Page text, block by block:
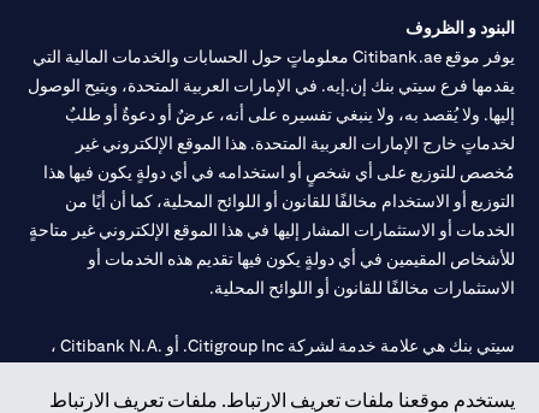
يستخدم موقعنا ملفات تعريف الارتباط. ملفات تعريف الارتباط
البنود و الظروف
يوفر موقع Citibank.ae معلوماتٍ حول الحسابات والخدمات المالية التي
يقدمها فرع سيتي بنك إن.إيه. في الإمارات العربية المتحدة، ويتيح الوصول
إليها. ولا يُقصد به، ولا ينبغي تفسيره على أنه، عرضٌ أو دعوةٌ أو طلبٌ
لخدماتٍ خارج الإمارات العربية المتحدة. هذا الموقع الإلكتروني غير
مُخصص للتوزيع على أي شخصٍ أو استخدامه في أي دولةٍ يكون فيها هذا
التوزيع أو الاستخدام مخالفًا للقانون أو اللوائح المحلية، كما أن أيًا من
الخدمات أو الاستثمارات المشار إليها في هذا الموقع الإلكتروني غير متاحةٍ
للأشخاص المقيمين في أي دولةٍ يكون فيها تقديم هذه الخدمات أو
الاستثمارات مخالفًا للقانون أو اللوائح المحلية.
سيتي بنك هي علامة خدمة لشركة Citigroup Inc. أو .Citibank N.A ،